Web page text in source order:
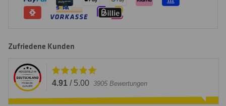
Zufriedene Kunden
4.91 / 5.00 3905 Bewertungen